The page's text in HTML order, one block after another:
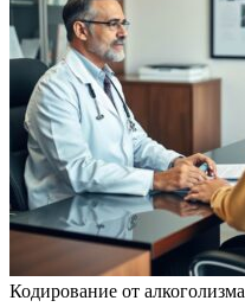
Кодирование от алкоголизма